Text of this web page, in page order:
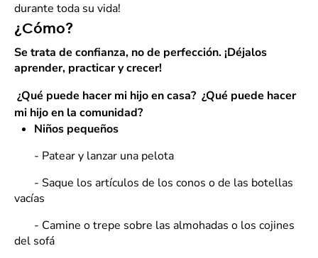
durante toda su vida!
¿Cómo?
Se trata de confianza, no de perfección. ¡Déjalos
aprender, practicar y crecer!
¿Qué puede hacer mi hijo en casa? ¿Qué puede hacer
mi hijo en la comunidad?
Niños pequeños
- Patear y lanzar una pelota
- Saque los artículos de los conos o de las botellas
vacías
- Camine o trepe sobre las almohadas o los cojines
del sofá